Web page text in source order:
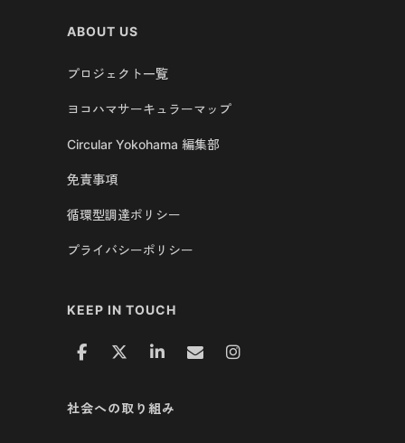
ABOUT US
プロジェクト一覧
ヨコハマサーキュラーマップ
Circular Yokohama 編集部
免責事項
循環型調達ポリシー
プライバシーポリシー
KEEP IN TOUCH
社会への取り組み